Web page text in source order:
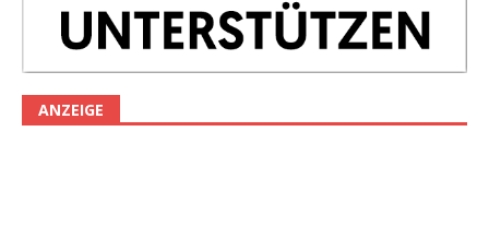
ANZEIGE